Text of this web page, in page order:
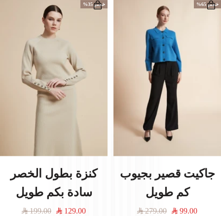
و
د
W
h
t
خصم 65%
جاكيت قصير بجيوب
كم طويل
السعر
99.00
السعر
279.00
خصم 35%
كنزة بطول الخصر
سادة بكم طويل
السعر
129.00
السعر
199.00